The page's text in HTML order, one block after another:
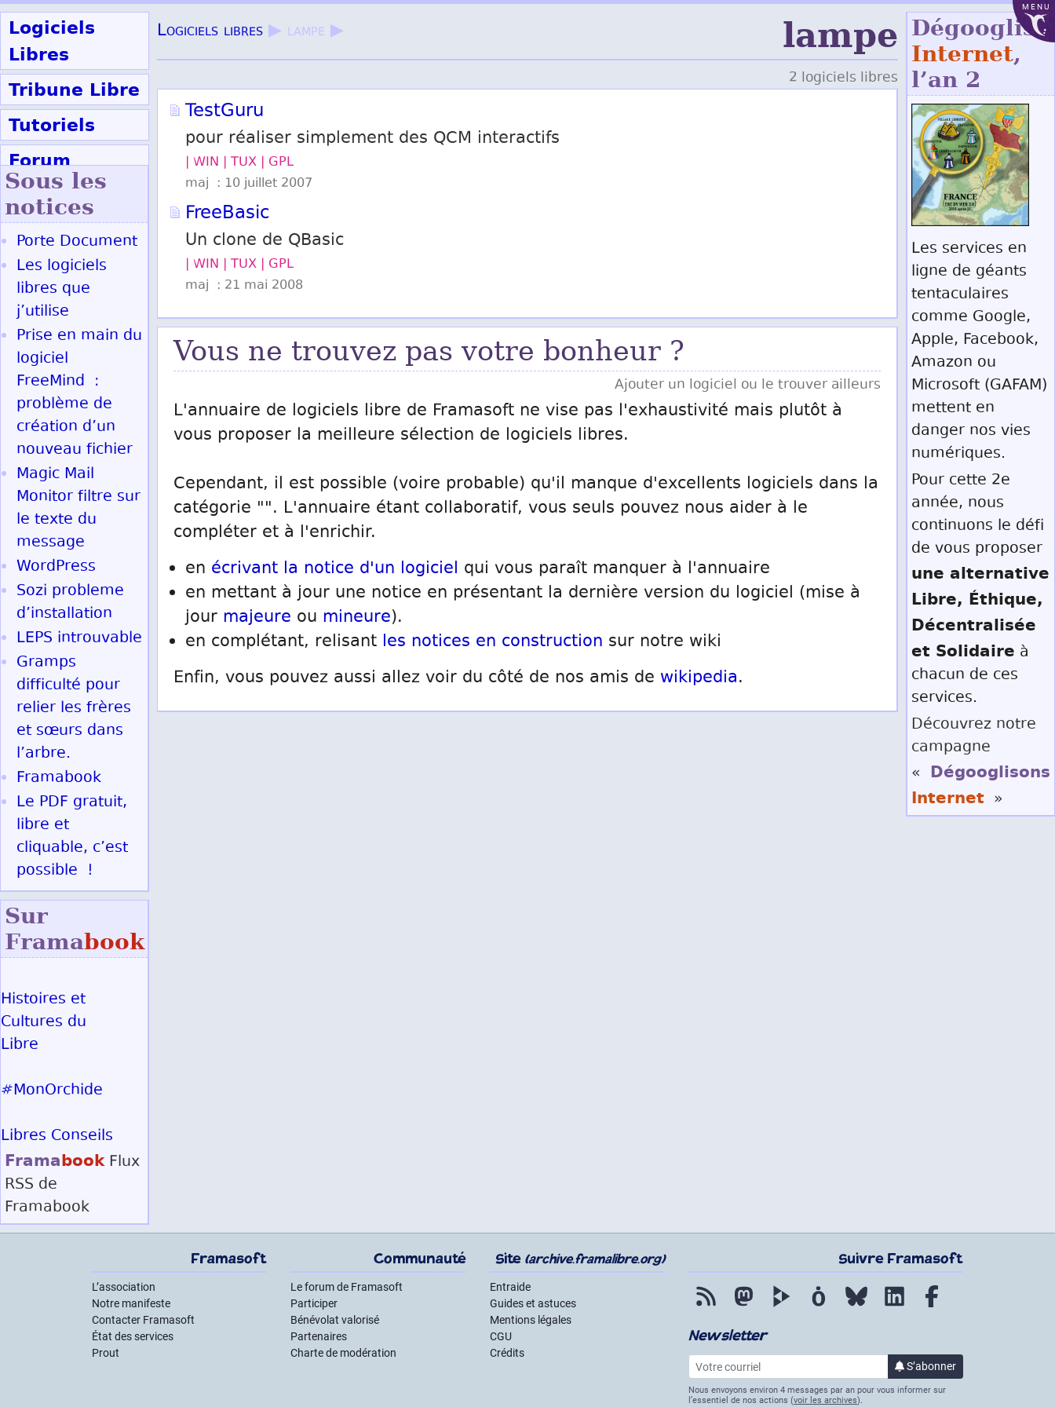
MENU
Logiciels
Libres
Tribune Libre
Tutoriels
Forum
Participer
Logiciels libres ▶ lampe ▶ lampe
2 logiciels libres
TestGuru
pour réaliser simplement des QCM interactifs
| WIN | TUX | GPL
maj : 10 juillet 2007
FreeBasic
Un clone de QBasic
| WIN | TUX | GPL
maj : 21 mai 2008
Vous ne trouvez pas votre bonheur ?
Ajouter un logiciel ou le trouver ailleurs
L'annuaire de logiciels libre de Framasoft ne vise pas l'exhaustivité mais plutôt à
vous proposer la meilleure sélection de logiciels libres.
Cependant, il est possible (voire probable) qu'il manque d'excellents logiciels dans la
catégorie "". L'annuaire étant collaboratif, vous seuls pouvez nous aider à le
compléter et à l'enrichir.
en écrivant la notice d'un logiciel qui vous paraît manquer à l'annuaire
en mettant à jour une notice en présentant la dernière version du logiciel (mise à
jour majeure ou mineure).
en complétant, relisant les notices en construction sur notre wiki
Enfin, vous pouvez aussi allez voir du côté de nos amis de wikipedia.
Internet,
l’an 2
Les services en
ligne de géants
tentaculaires
comme Google,
Apple, Facebook,
Amazon ou
Microsoft (GAFAM)
mettent en
danger nos vies
numériques.
Pour cette 2e
année, nous
continuons le défi
de vous proposer
une alternative
Libre, Éthique,
Décentralisée
et Solidaire à
chacun de ces
services.
Découvrez notre
campagne
« Dégooglisons
Internet »
Sous les
notices
Porte Document
Les logiciels
libres que
j’utilise
Prise en main du
logiciel
FreeMind :
problème de
création d’un
nouveau fichier
Magic Mail
Monitor filtre sur
le texte du
message
WordPress
Sozi probleme
d’installation
LEPS introuvable
Gramps
difficulté pour
relier les frères
et sœurs dans
l’arbre.
Framabook
Le PDF gratuit,
libre et
cliquable, c’est
possible !
Sur
Framabook
Histoires et
Cultures du
Libre
#MonOrchide
Libres Conseils
Framabook Flux
RSS de
Framabook
Framasoft
L’association
Notre manifeste
Contacter Framasoft
État des services
Prout
Communauté
Le forum de Framasoft
Participer
Bénévolat valorisé
Partenaires
Charte de modération
Site (archive.framalibre.org)
Entraide
Guides et astuces
Mentions légales
CGU
Crédits
Suivre Framasoft
Flux RSS MastodonPeerTube Mobilizon Bluesky LinkedIn
Newsletter
Votre courriel
S’abonner
à la lettre d’informations
Nous envoyons environ 4 messages par an pour vous informer sur
l’essentiel de nos actions (voir les archives).